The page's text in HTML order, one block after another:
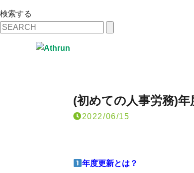
検索する
あすらん (初めての人事労務)年
(初めての人事労務)
2022/06/15
年度更新とは？